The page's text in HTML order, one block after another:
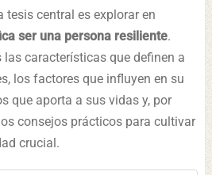
tesis central es explorar en
ser una persona resiliente.
características que definen a
los factores que influyen en su
que aporta a sus vidas y, por
consejos prácticos para cultivar
crucial.